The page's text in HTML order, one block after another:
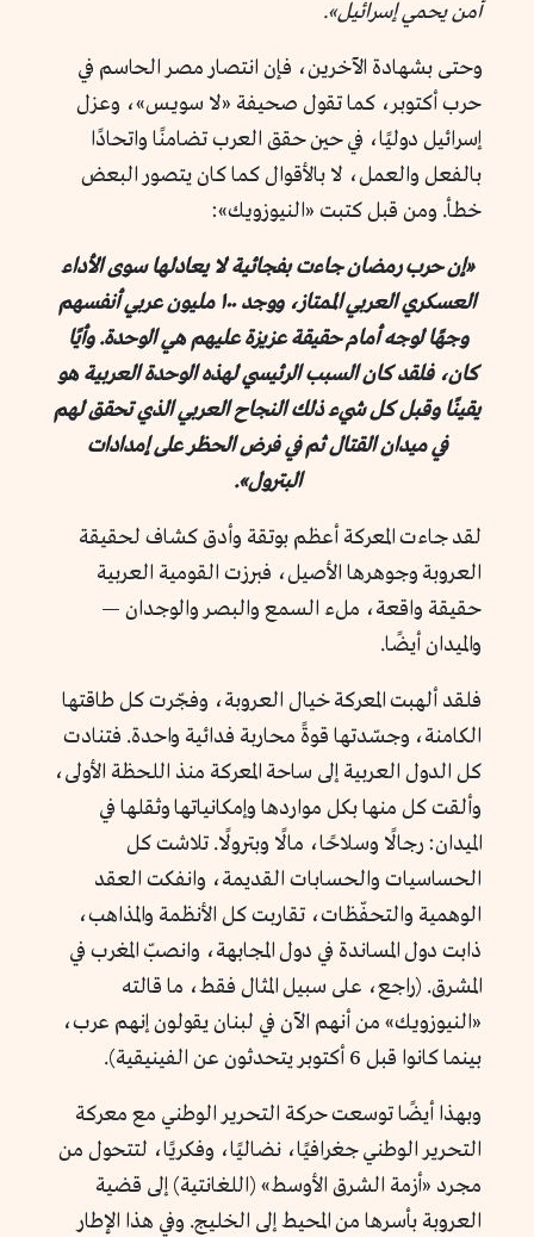
أمن يحمي إسرائيل».
وحتى بشهادة الآخرين، فإن انتصار مصر الحاسم في
حرب أكتوبر، كما تقول صحيفة «لا سويـس»، وعزل
إسرائيل دوليًا، في حين حقق العرب تضامنًا واتحادًا
بالفعل والعمل، لا بالأقوال كما كان يتصور البعض
خطأ. ومن قبل كتبت «النيوزويك»:
«إن حرب رمضان جاءت بفجائية لا يعادلها سوى الأداء
العسكري العربي الممتاز، ووجد ١٠٠ مليون عربي أنفسهم
وجهًا لوجه أمام حقيقة عزيزة عليهم هي الوحدة. وأيًا
كان، فلقد كان السبب الرئيسي لهذه الوحدة العربية هو
يقينًا وقبل كل شيء ذلك النجاح العربي الذي تحقق لهم
في ميدان القتال ثم في فرض الحظر على إمدادات
البترول».
لقد جاءت المعركة أعظم بوتقة وأدق كشاف لحقيقة
العروبة وجوهرها الأصيل، فبرزت القومية العربية
حقيقة واقعة، ملء السمع والبصر والوجدان —
والميدان أيضًا.
فلقد ألهبت المعركة خيال العروبة، وفجّرت كل طاقتها
الكامنة، وجسّدتها قوةً محاربة فدائية واحدة. فتنادت
كل الدول العربية إلى ساحة المعركة منذ اللحظة الأولى،
وألقت كل منها بكل مواردها وإمكانياتها وثقلها في
الميدان: رجالًا وسلاحًا، مالًا وبترولًا. تلاشت كل
الحساسيات والحسابات القديمة، وانفكت العقد
الوهمية والتحفّظات، تقاربت كل الأنظمة والمذاهب،
ذابت دول المساندة في دول المجابهة، وانصبّ المغرب في
المشرق. (راجع، على سبيل المثال فقط، ما قالته
«النيوزويك» من أنهم الآن في لبنان يقولون إنهم عرب،
بينما كانوا قبل 6 أكتوبر يتحدثون عن الفينيقية).
وبهذا أيضًا توسعت حركة التحرير الوطني مع معركة
التحرير الوطني جغرافيًا، نضاليًا، وفكريًا، لتتحول من
مجرد «أزمة الشرق الأوسط» (اللغانتية) إلى قضية
العروبة بأسرها من المحيط إلى الخليج. وفي هذا الإطار